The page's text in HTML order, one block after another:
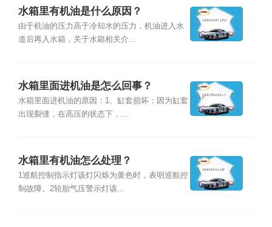
水箱里有机油是什么原因？
由于机油的压力高于冷却水的压力，机油进入水
道后再入水箱，关于水箱相关介...
水箱里面进机油是怎么回事？
水箱里面进机油的原因：1、缸套损坏：因为缸套
出现裂缝，在高压的状态下，...
水箱里有机油怎么处理？
1巡航控制指示灯该灯闪烁为黄色时，表明巡航控
制故障。2轮胎气压警示灯该...